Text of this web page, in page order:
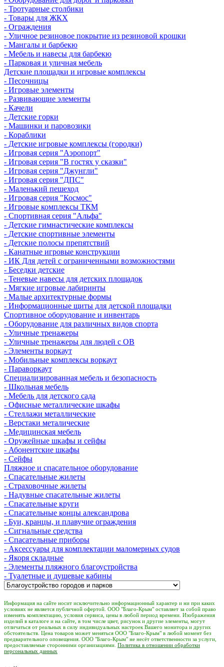
- Тротуарные столбики
- Товары для ЖКХ
- Ограждения
- Уличное резиновое покрытие из резиновой крошки
- Мангалы и барбекю
- Мебель и навесы для барбекю
- Парковая и уличная мебель
Детские площадки и игровые комплексы
- Песочницы
- Игровые элементы
- Развивающие элементы
- Качели
- Детские горки
- Машинки и паровозики
- Кораблики
- Детские игровые комплексы (городки)
- Игровая серия "Аэропорт"
- Игровая серия "В гостях у сказки"
- Игровая серия "Джунгли"
- Игровая серия "ДПС"
- Маленький пешеход
- Игровая серия "Космос"
- Игровые комплексы ТКМ
- Спортивная серия "Альфа"
- Детские гимнастические комплексы
- Детские спортивные элементы
- Детские полосы препятствий
- Канатные игровые конструкции
- ИК Для детей с ограниченными возможностями
- Беседки детские
- Теневые навесы для детских площадок
- Мягкие игровые лабиринты
- Малые архитектурные формы
- Информационные щиты для детской площадки
Спортивное оборудование и инвентарь
- Оборудование для различных видов спорта
- Уличные тренажеры
- Уличные тренажеры для людей с ОВ
- Элементы воркаут
- Мобильные комплексы воркаут
- Параворкаут
Cпециализированная мебель и безопасность
- Школьная мебель
- Мебель для детского сада
- Офисные металлические шкафы
- Стеллажи металлические
- Верстаки металические
- Медицинская мебель
- Оружейные шкафы и сейфы
- Абонентские шкафы
- Сейфы
Пляжное и спасательное оборудование
- Спасательные жилеты
- Страховочные жилеты
- Надувные спасательные жилеты
- Спасательные круги
- Спасательные концы александрова
- Буи, кранцы, и плавучие ограждения
- Сигнальные средства
- Спасательные приборы
- Аксессуары для комплектации маломерных судов
- Якоря складные
- Элементы пляжного благоустройства
- Туалетные и душевые кабины
Информация на сайте носит исключительно информационный характер и ни при каких
условиях не является публичной офертой. ООО "Благо-Крым" оставляет за собой право
изменять комплектацию, условия сервиса, цены в любой период времени. Изображения
изделий в каталоге и на сайте, в том числе цвет, рисунок и другие элементы, могут
отличаться от реальных в силу индивидуальных настроек Вашего монитора и других
обстоятельств. Цена товаров может меняться ООО "Благо-Крым" в любой момент без
предварительного оповещения. ООО "Благо-Крым" не несёт ответственности за услуги,
предоставляемые сторонними организациями. Политика в отношении обработки
персональных данных